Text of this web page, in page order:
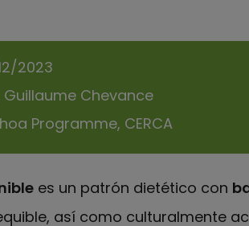
2023
Guillaume Chevance
Programme, CERCA
es un patrón dietético con
así como culturalmente